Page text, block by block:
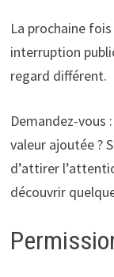
La prochaine
interruption
regard différent.
Demandez-vous
valeur ajoutée ?
d’attirer
découvrir